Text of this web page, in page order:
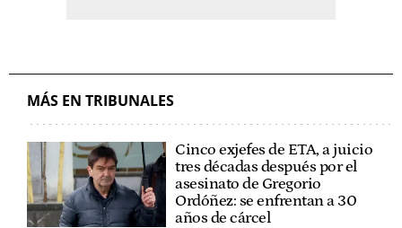
MÁS EN TRIBUNALES
Cinco exjefes de ETA, a juicio
tres décadas después por el
asesinato de Gregorio
Ordóñez: se enfrentan a 30
años de cárcel